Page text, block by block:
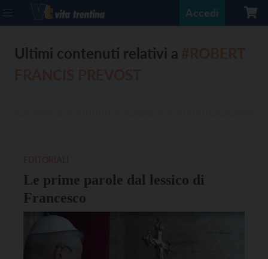
Accedi
Ultimi contenuti relativi a
Le prime parole dal lessico di
Francesco